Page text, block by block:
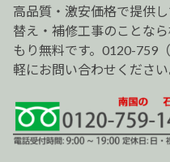
ン
高品質・激安価格で提供
替え・補修工事のことな
もり無料です。0120-759
軽にお問い合わせください